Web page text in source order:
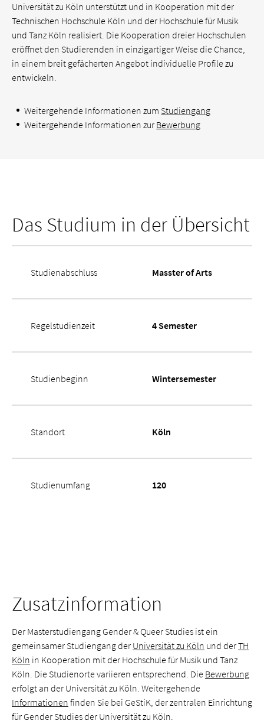
Universität zu Köln unterstützt und in Kooperation mit der
Technischen Hochschule Köln und der Hochschule für Musik
und Tanz Köln realisiert. Die Kooperation dreier Hochschulen
eröffnet den Studierenden in einzigartiger Weise die Chance,
in einem breit gefächerten Angebot individuelle Profile zu
entwickeln.
Weitergehende Informationen zum Studiengang
Weitergehende Informationen zur Bewerbung
Das Studium in der Übersicht
Studienabschluss Masster of Arts
Regelstudienzeit 4 Semester
Studienbeginn Wintersemester
Standort Köln
Studienumfang 120
Zusatzinformation
Der Masterstudiengang Gender & Queer Studies ist ein
gemeinsamer Studiengang der Universität zu Köln und derTH
Köln in Kooperation mit der Hochschule für Musik und Tanz
Köln. Die Studienorte variieren entsprechend. Die Bewerbung
erfolgt an der Universität zu Köln. Weitergehende
Informationen finden Sie bei GeStiK, der zentralen Einrichtung
für Gender Studies der Universität zu Köln.